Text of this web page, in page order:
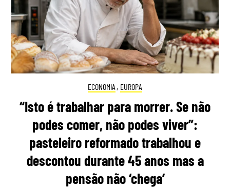
ECONOMIA , EUROPA
“Isto é trabalhar para morrer. Se não
podes comer, não podes viver”:
pasteleiro reformado trabalhou e
descontou durante 45 anos mas a
pensão não ‘chega’